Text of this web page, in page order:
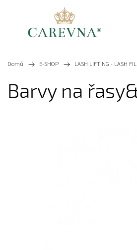
Domů / E-SHOP / LASH LIFTING - LASH
Barvy na